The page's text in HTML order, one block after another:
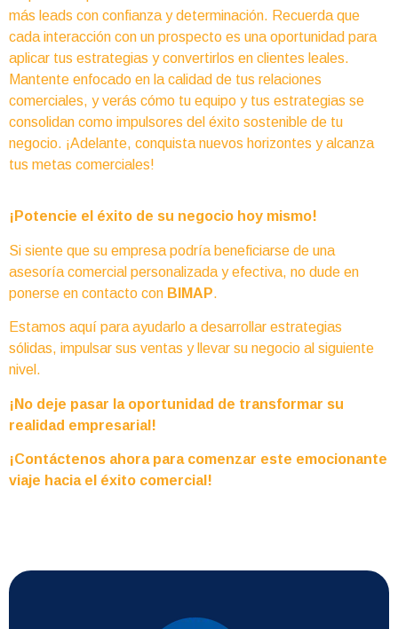
más leads con confianza y determinación. Recuerda que
cada interacción con un prospecto es una oportunidad para
aplicar tus estrategias y convertirlos en clientes leales.
Mantente enfocado en la calidad de tus relaciones
comerciales, y verás cómo tu equipo y tus estrategias se
consolidan como impulsores del éxito sostenible de tu
negocio. ¡Adelante, conquista nuevos horizontes y alcanza
tus metas comerciales!
¡Potencie el éxito de su negocio hoy mismo!
Si siente que su empresa podría beneficiarse de una
asesoría comercial personalizada y efectiva, no dude en
ponerse en contacto con BIMAP.
Estamos aquí para ayudarlo a desarrollar estrategias
sólidas, impulsar sus ventas y llevar su negocio al siguiente
nivel.
¡No deje pasar la oportunidad de transformar su
realidad empresarial!
¡Contáctenos ahora para comenzar este emocionante
viaje hacia el éxito comercial!